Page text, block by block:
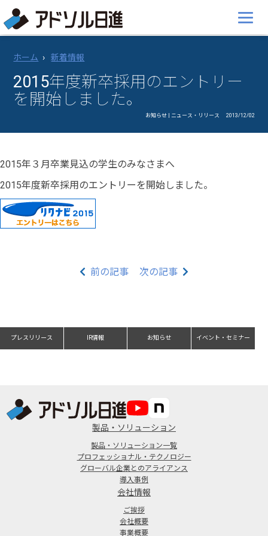
ホーム 新着情報
2015年度新卒採用のエントリー
を開始しました。
お知らせ | ニュース・リリース 2013/12/02
2015年３月卒業見込の学生のみなさまへ
2015年度新卒採用のエントリーを開始しました。
前の記事 次の記事
プレスリリース IR情報 お知らせ イベント・セミナー
製品・ソリューション
製品・ソリューション一覧
プロフェッショナル・テクノロジー
グローバル企業とのアライアンス
導入事例
会社情報
ご挨拶
会社概要
事業概要